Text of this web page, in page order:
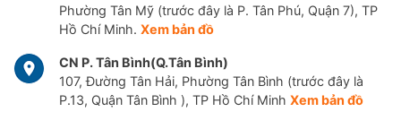
Phường Tân Mỹ (trước đây là P. Tân Phú, Quận 7), TP
Hồ Chí Minh. Xem bản đồ
CN P. Tân Bình(Q.Tân Bình)
107, Đường Tân Hải, Phường Tân Bình (trước đây là
P.13, Quận Tân Bình ), TP Hồ Chí Minh Xem bản đồ